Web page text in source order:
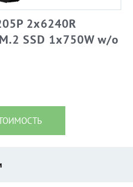
2x6240R
SSD 1x750W w/o